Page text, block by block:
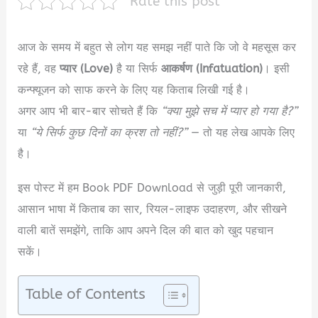
आज के समय में बहुत से लोग यह समझ नहीं पाते कि जो वे महसूस कर
रहे हैं, वहप्यार (Love) है या सिर्फआकर्षण (Infatuation) । इसी
कन्फ्यूजन को साफ करने के लिए यह किताब लिखी गई है।
अगर आप भी बार-बार सोचते हैं कि “क्या मुझे सच में प्यार हो गया है?”
या “ये सिर्फ कुछ दिनों का क्रश तो नहीं?”— तो यह लेख आपके लिए
है।
इस पोस्ट में हम Book PDF Download से जुड़ी पूरी जानकारी,
आसान भाषा में किताब का सार, रियल-लाइफ उदाहरण, और सीखने
वाली बातें समझेंगे, ताकि आप अपने दिल की बात को खुद पहचान
सकें।
Table of Contents